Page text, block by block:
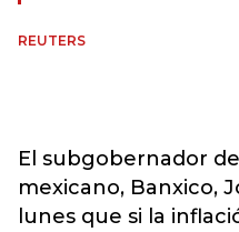
REUTERS
El subgobernador
mexicano, Banxico,
lunes que si la